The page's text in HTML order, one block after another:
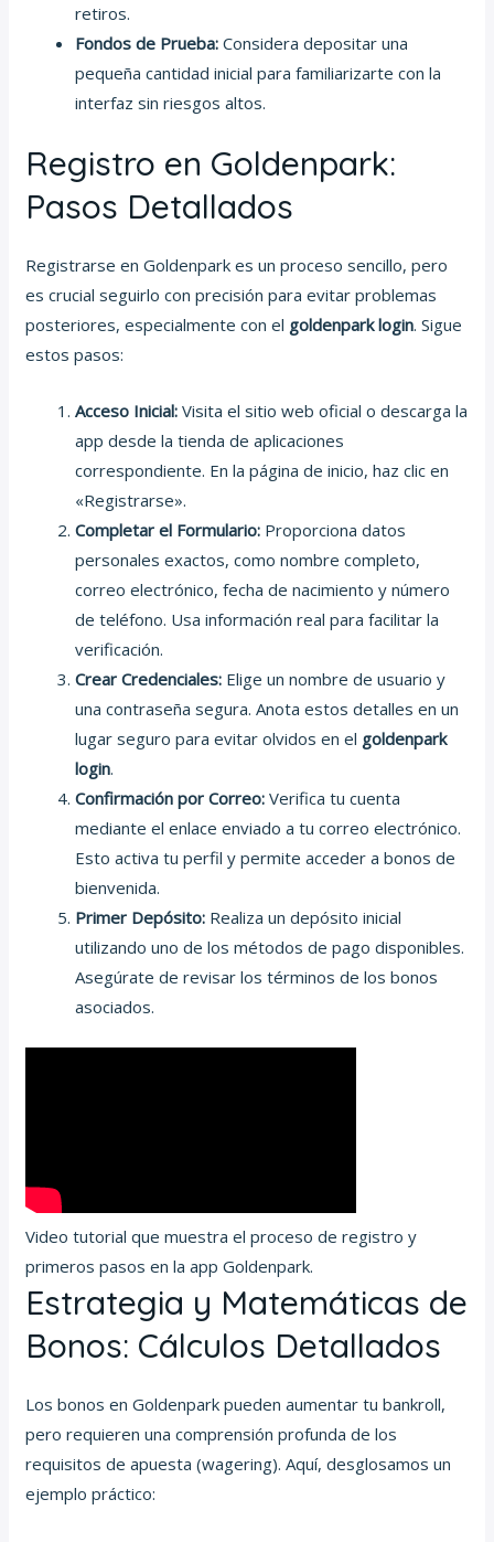
retiros.
Fondos de Prueba: Considera depositar una
pequeña cantidad inicial para familiarizarte con la
interfaz sin riesgos altos.
Registro en Goldenpark:
Pasos Detallados
Registrarse en Goldenpark es un proceso sencillo, pero
es crucial seguirlo con precisión para evitar problemas
posteriores, especialmente con el goldenpark login. Sigue
estos pasos:
Acceso Inicial: Visita el sitio web oficial o descarga la
app desde la tienda de aplicaciones
correspondiente. En la página de inicio, haz clic en
«Registrarse».
Completar el Formulario: Proporciona datos
personales exactos, como nombre completo,
correo electrónico, fecha de nacimiento y número
de teléfono. Usa información real para facilitar la
verificación.
Crear Credenciales: Elige un nombre de usuario y
una contraseña segura. Anota estos detalles en un
lugar seguro para evitar olvidos en el goldenpark
login.
Confirmación por Correo: Verifica tu cuenta
mediante el enlace enviado a tu correo electrónico.
Esto activa tu perfil y permite acceder a bonos de
bienvenida.
Primer Depósito: Realiza un depósito inicial
utilizando uno de los métodos de pago disponibles.
Asegúrate de revisar los términos de los bonos
asociados.
Video tutorial que muestra el proceso de registro y
primeros pasos en la app Goldenpark.
Estrategia y Matemáticas de
Bonos: Cálculos Detallados
Los bonos en Goldenpark pueden aumentar tu bankroll,
pero requieren una comprensión profunda de los
requisitos de apuesta (wagering). Aquí, desglosamos un
ejemplo práctico: